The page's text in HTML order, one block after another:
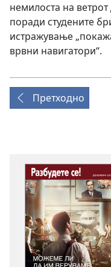
немилоста на
поради студените
истражување
врвни навигатори“.
Претходно